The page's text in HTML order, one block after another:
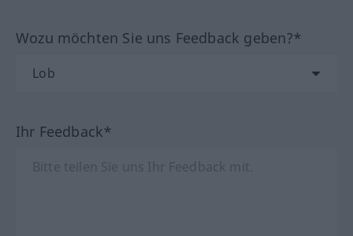
Wozu möchten Sie uns Feedback geben?*
Ihr Feedback*